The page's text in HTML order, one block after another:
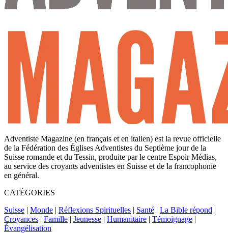
Adventiste Magazine (en français et en italien) est la revue officielle
de la Fédération des Églises Adventistes du Septième jour de la
Suisse romande et du Tessin, produite par le centre Espoir Médias,
au service des croyants adventistes en Suisse et de la francophonie
en général.
CATÉGORIES
Suisse | Monde | Réflexions Spirituelles | Santé | La Bible répond |
Croyances | Famille | Jeunesse | Humanitaire | Témoignage |
Évangélisation